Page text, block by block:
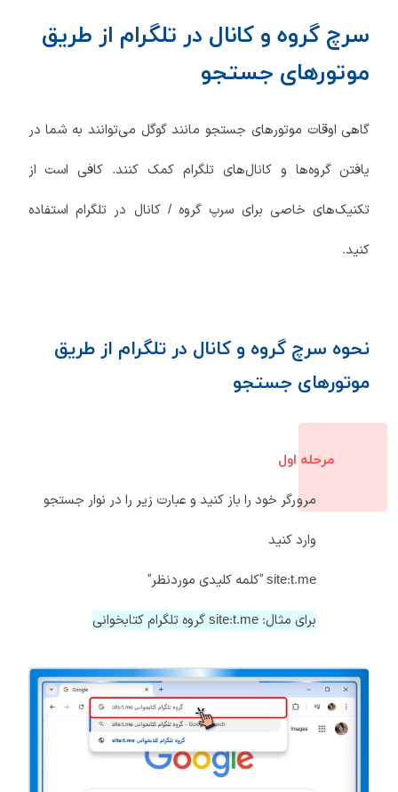
سرچ گروه و کانال در تلگرام از طریق
موتورهای جستجو
گاهی اوقات موتورهای جستجو مانند گوگل می‌توانند به شما در
یافتن گروه‌ها و کانال‌های تلگرام کمک کنند. کافی است از
تکنیک‌های خاصی برای سرپ گروه / کانال در تلگرام استفاده
کنید.
نحوه سرچ گروه و کانال در تلگرام از طریق
موتورهای جستجو
مرحله اول
مرورگر خود را باز کنید و عبارت زیر را در نوار جستجو
وارد کنید
site:t.me "کلمه کلیدی موردنظر"
برای مثال: site:t.me گروه تلگرام کتابخوانی